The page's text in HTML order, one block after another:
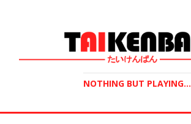
NOTHING BUT PLAYING...